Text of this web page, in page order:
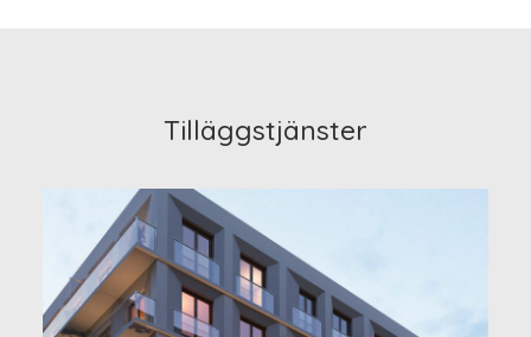
Tilläggstjänster